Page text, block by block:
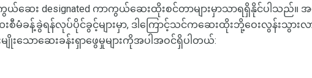
ကွယ်ဆေး designated ကာကွယ်ဆေးထိုးစင်တာများမှာသာရရှိနိုင်ပါသည်။ အတ
မံခန့်ခွဲရန်လုပ်ပိုင်ခွင့်များမှာ, ဒါကြောင့်သင်ကဆေးထိုးဘို့ဝေးလွန်းသွား
းသောဆေးခန်းရှာဖွေမှုများကိုအပါအဝင်ရှိပါတယ်: